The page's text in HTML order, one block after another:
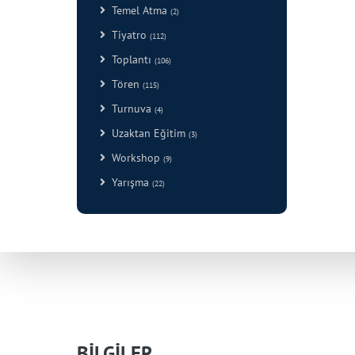
Temel Atma (2)
Tiyatro (112)
Toplantı (106)
Tören (115)
Turnuva (4)
Uzaktan Eğitim (3)
Workshop (9)
Yarışma (22)